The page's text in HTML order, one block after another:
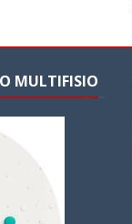
MULTIFISIO